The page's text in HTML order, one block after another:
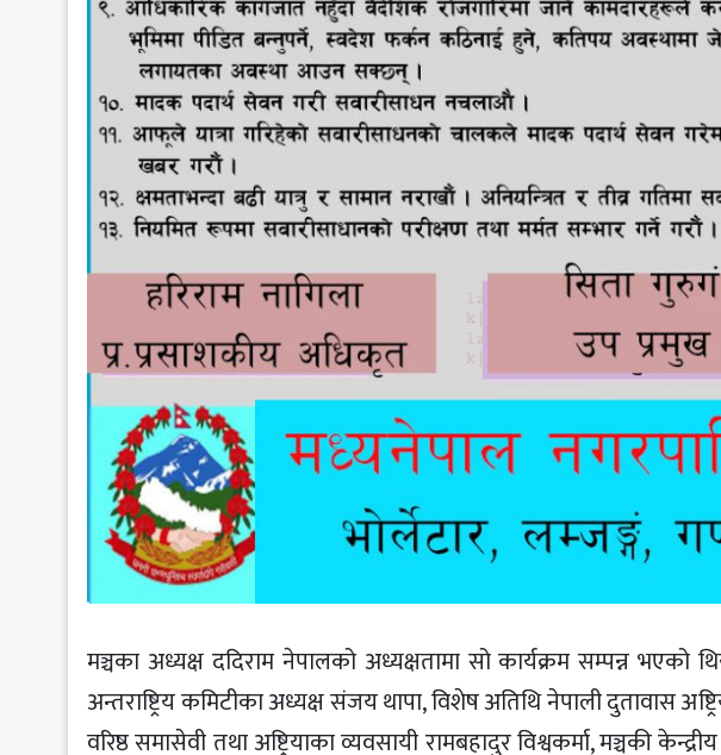
मञ्चका अध्यक्ष ददिराम नेपालको अध्यक्षतामा सो कार्यक्रम सम्पन्न भएको
अन्तराष्ट्रिय कमिटीका अध्यक्ष संजय थापा, विशेष अतिथि नेपाली दुतावास
वरिष्ठ समासेवी तथा अष्ट्रियाका व्यवसायी रामबहादुर विश्वकर्मा, मञ्चकी